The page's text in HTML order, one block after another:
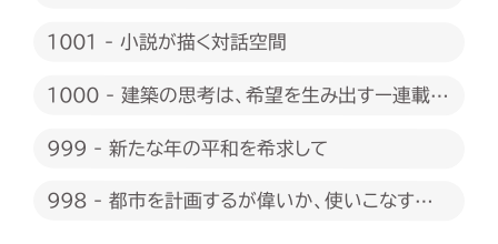
1001 - 小説が描く対話空間
1000 - 建築の思考は、希望を生み出すー連載
999 - 新たな年の平和を希求して
998 - 都市を計画するが偉いか、使いこなすが